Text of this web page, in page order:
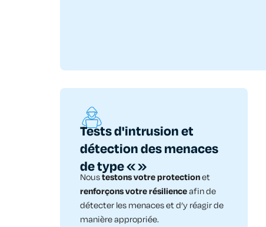
Tests d'intrusion et
détection des menaces
de type « »
Noustestons votre protectionet
renforçons votre résilienceafin de
détecter les menaces et d’y réagir de
manière appropriée.